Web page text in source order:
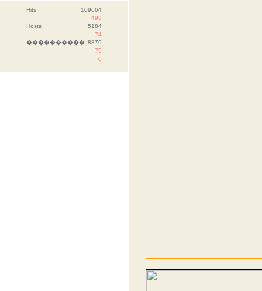
Hits
109664
498
Hosts
5184
74
���������� 8879
75
0